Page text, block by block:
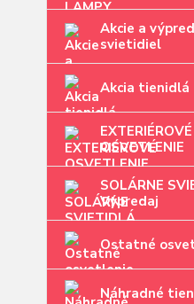
Akcie a
svietidiel
Akcia tienidlá
EXTERIÉROVÉ
OSVETLENIE
SOLÁRNE
Výpredaj
Ostatné
Náhradné